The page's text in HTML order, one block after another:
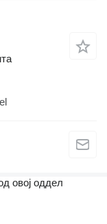
овој оддел